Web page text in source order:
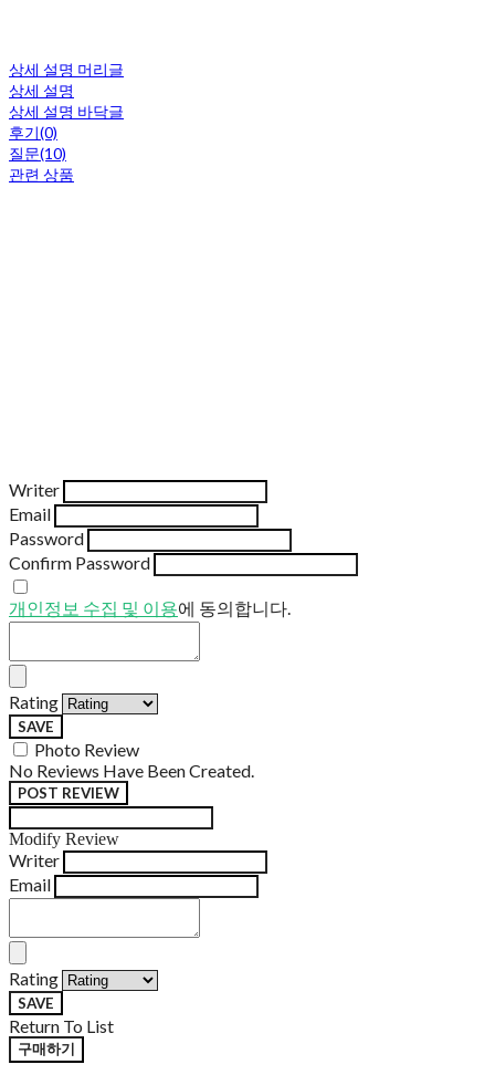
상세 설명 머리글
상세 설명
상세 설명 바닥글
후기(0)
질문(10)
관련 상품
Writer
Email
Password
Confirm Password
개인정보 수집 및 이용에 동의합니다.
Rating
SAVE
Photo Review
No Reviews Have Been Created.
POST REVIEW
Modify Review
Writer
Email
Rating
SAVE
Return To List
구매하기